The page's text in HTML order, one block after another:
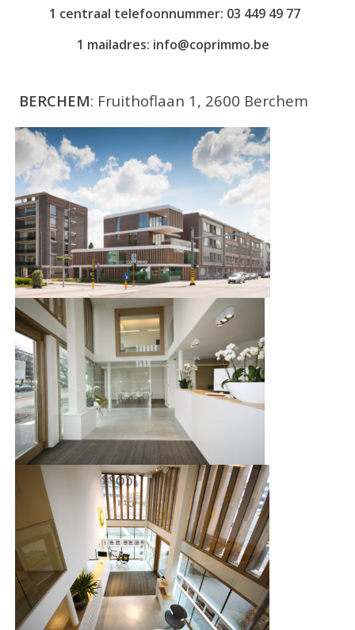
1 centraal telefoonnummer: 03 449 49 77
1 mailadres: info@coprimmo.be
BERCHEM: Fruithoflaan 1, 2600 Berchem